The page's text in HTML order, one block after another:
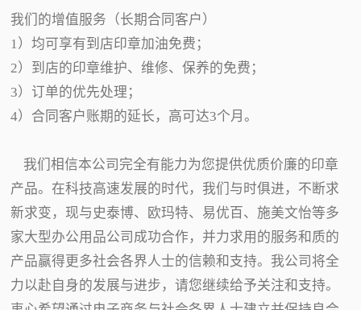
我们的增值服务（长期合同客户）
1）均可享有到店印章加油免费；
2）到店的印章维护、维修、保养的免费；
3）订单的优先处理；
4）合同客户账期的延长，高可达3个月。
我们相信本公司完全有能力为您提供优质价廉的印章
产品。在科技高速发展的时代，我们与时俱进，不断求
新求变，现与史泰博、欧玛特、易优百、施美文怡等多
家大型办公用品公司成功合作，并力求用的服务和质的
产品赢得更多社会各界人士的信赖和支持。我公司将全
力以赴自身的发展与进步，请您继续给予关注和支持。